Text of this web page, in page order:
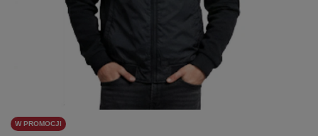
W PROMOCJI